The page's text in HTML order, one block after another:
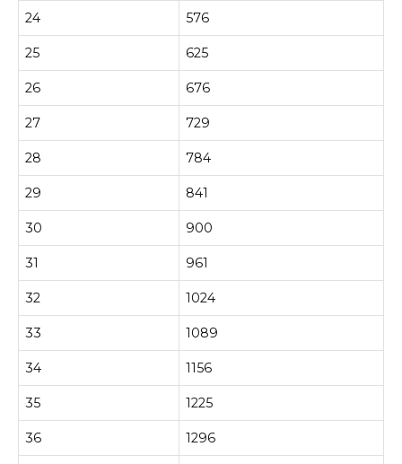
24 576
25 625
26 676
27 729
28 784
29 841
30 900
31 961
32 1024
33 1089
34 1156
35 1225
36 1296